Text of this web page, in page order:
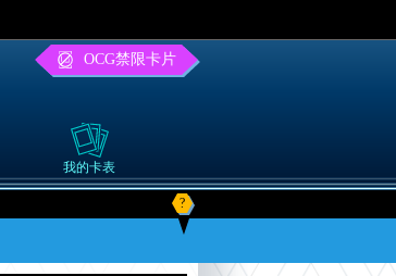
OCG禁限卡片
我的卡表
?